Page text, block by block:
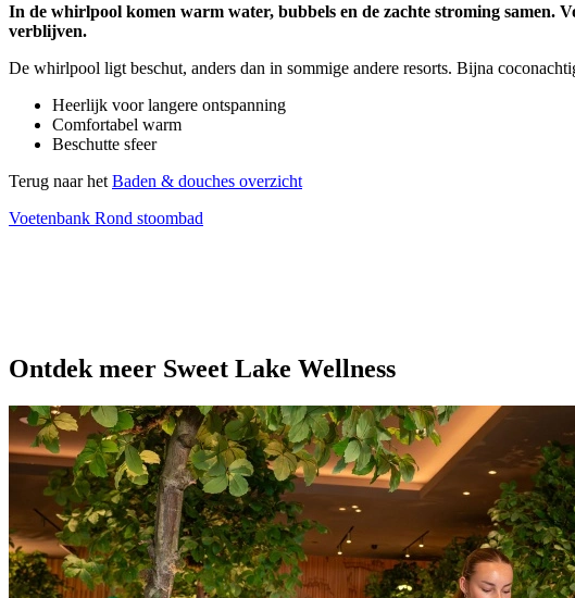
In de whirlpool komen warm water, bubbels en de zachte stroming samen.
verblijven.
De whirlpool ligt beschut, anders dan in sommige andere resorts. Bijna
Heerlijk voor langere ontspanning
Comfortabel warm
Beschutte sfeer
Terug naar het Baden & douches overzicht
Voetenbank Rond stoombad
Ontdek meer Sweet Lake Wellness